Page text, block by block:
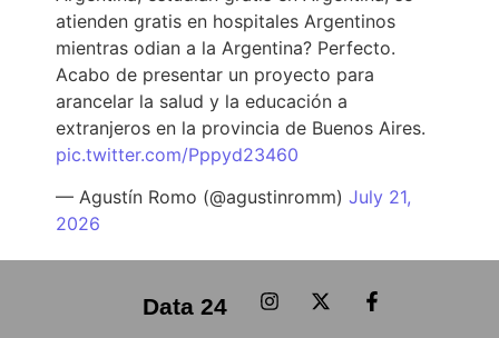
atienden gratis en hospitales Argentinos
mientras odian a la Argentina? Perfecto.
Acabo de presentar un proyecto para
arancelar la salud y la educación a
extranjeros en la provincia de Buenos Aires.
pic.twitter.com/Pppyd23460
— Agustín Romo (@agustinromm) July 21,
2026
Data 24